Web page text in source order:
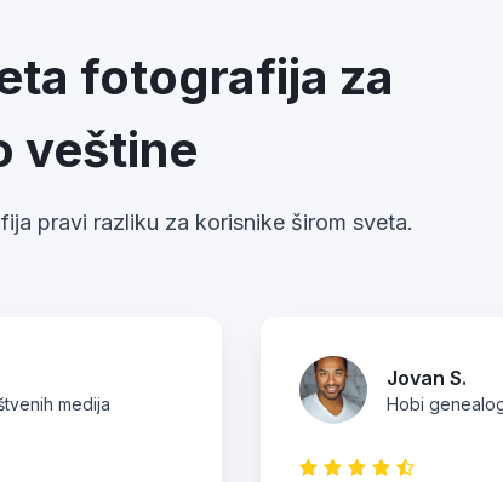
fotografija za
veštine
pravi razliku za korisnike širom sveta.
medija
Jovan S.
Hobi